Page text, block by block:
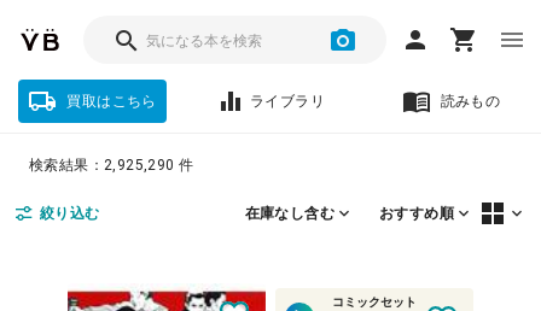
買取はこちら ライブラリ 読みもの
検索結果：2,925,290 件
絞り込む 在庫なし含む おすすめ順
コミックセット